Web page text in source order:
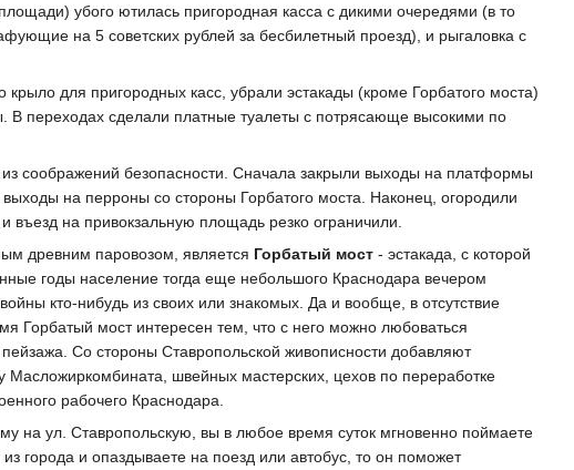
убого ютилась пригородная касса с дикими очередями (в то
на 5 советских рублей за бесбилетный проезд), и рыгаловка с
для пригородных касс, убрали эстакады (кроме Горбатого моста)
В переходах сделали платные туалеты с потрясающе высокими по
из соображений безопасности. Сначала закрыли выходы на платформы
на перроны со стороны Горбатого моста. Наконец, огородили
въезд на привокзальную площадь резко ограничили.
древним паровозом, является Горбатый мост - эстакада, с которой
годы население тогда еще небольшого Краснодара вечером
кто-нибудь из своих или знакомых. Да и вообще, в отсутствие
Горбатый мост интересен тем, что с него можно любоваться
Со стороны Ставропольской живописности добавляют
Масложиркомбината, швейных мастерских, цехов по переработке
рабочего Краснодара.
на ул. Ставропольскую, вы в любое время суток мгновенно поймаете
города и опаздываете на поезд или автобус, то он поможет